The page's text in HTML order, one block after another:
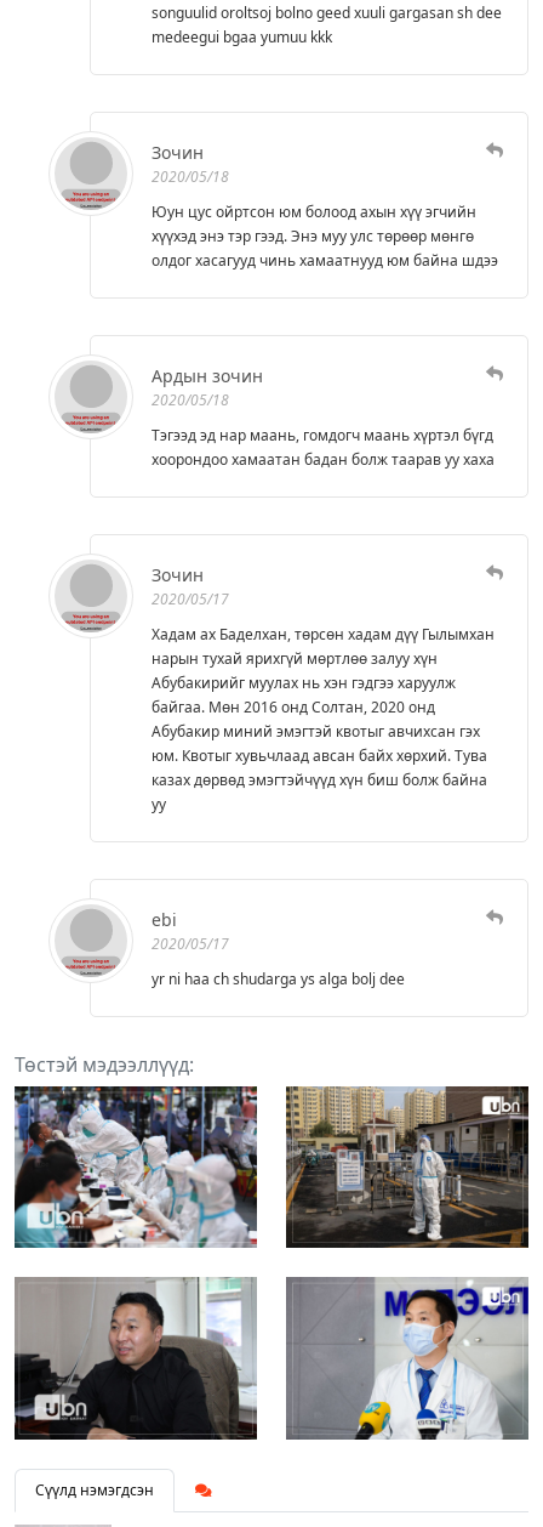
songuulid oroltsoj bolno geed xuuli gargasan sh dee
medeegui bgaa yumuu kkk
Зочин
2020/05/18
Юун цус ойртсон юм болоод ахын хүү эгчийн
хүүхэд энэ тэр гээд. Энэ муу улс төрөөр мөнгө
олдог хасагууд чинь хамаатнууд юм байна шдээ
Ардын зочин
2020/05/18
Тэгээд эд нар маань, гомдогч маань хүртэл бүгд
хоорондоо хамаатан бадан болж таарав уу хаха
Зочин
2020/05/17
Хадам ах Баделхан, төрсөн хадам дүү Гылымхан
нарын тухай ярихгүй мөртлөө залуу хүн
Абубакирийг муулах нь хэн гэдгээ харуулж
байгаа. Мөн 2016 онд Солтан, 2020 онд
Абубакир миний эмэгтэй квотыг авчихсан гэх
юм. Квотыг хувьчлаад авсан байх хөрхий. Тува
казах дөрвөд эмэгтэйчүүд хүн биш болж байна
уу
ebi
2020/05/17
yr ni haa ch shudarga ys alga bolj dee
Төстэй мэдээллүүд:
Сүүлд нэмэгдсэн